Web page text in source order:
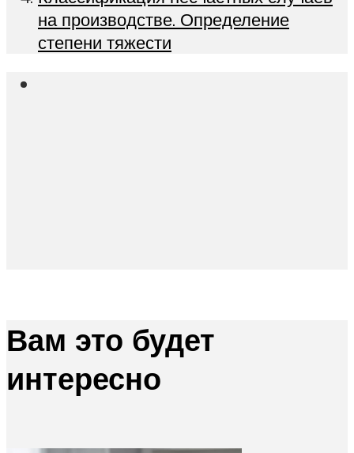
на производстве. Определение
степени тяжести
Вам это будет
интересно